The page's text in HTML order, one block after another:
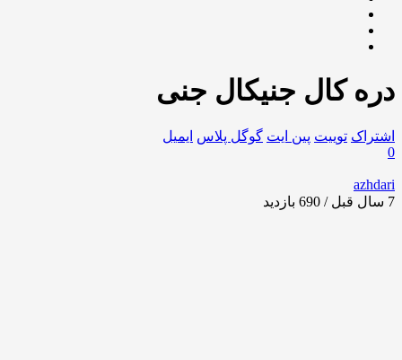
دره کال جنیکال جنی
اشتراک توییت پین ایت گوگل‌ پلاس ایمیل
0
azhdari
7 سال قبل / 690
بازدید